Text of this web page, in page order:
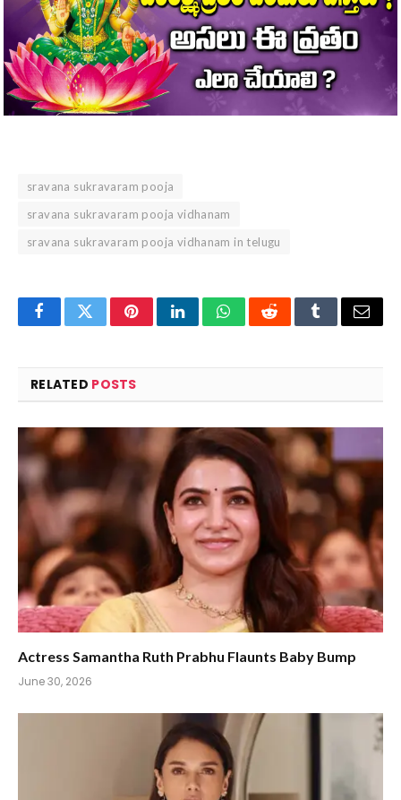
sravana sukravaram pooja
sravana sukravaram pooja vidhanam
sravana sukravaram pooja vidhanam in telugu
FacebookTwitterPinterestLinkedInWhatsAppRedditTumblrEmail
RELATED POSTS
Actress Samantha Ruth Prabhu Flaunts Baby Bump
June 30, 2026